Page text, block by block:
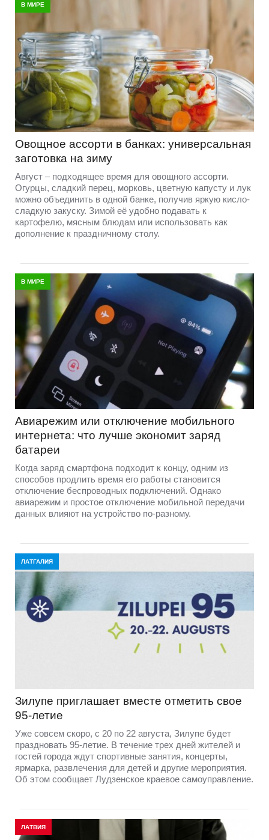
В МИРЕ
Овощное ассорти в банках: универсальная
заготовка на зиму
Август – подходящее время для овощного ассорти.
Огурцы, сладкий перец, морковь, цветную капусту и лук
можно объединить в одной банке, получив яркую кисло-
сладкую закуску. Зимой её удобно подавать к
картофелю, мясным блюдам или использовать как
дополнение к праздничному столу.
В МИРЕ
Авиарежим или отключение мобильного
интернета: что лучше экономит заряд
батареи
Когда заряд смартфона подходит к концу, одним из
способов продлить время его работы становится
отключение беспроводных подключений. Однако
авиарежим и простое отключение мобильной передачи
данных влияют на устройство по-разному.
ЛАТГАЛИЯ
Зилупе приглашает вместе отметить свое
95-летие
Уже совсем скоро, с 20 по 22 августа, Зилупе будет
праздновать 95-летие. В течение трех дней жителей и
гостей города ждут спортивные занятия, концерты,
ярмарка, развлечения для детей и другие мероприятия.
Об этом сообщает Лудзенское краевое самоуправление.
ЛАТВИЯ